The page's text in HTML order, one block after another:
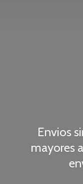
Envios
mayores